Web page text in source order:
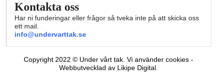
Kontakta oss
Har ni funderingar eller frågor så tveka inte på att skicka oss
ett mail.
info@undervarttak.se
Copyright 2022 © Under vårt tak. Vi använder cookies -
Webbutvecklad av Likipe Digital.